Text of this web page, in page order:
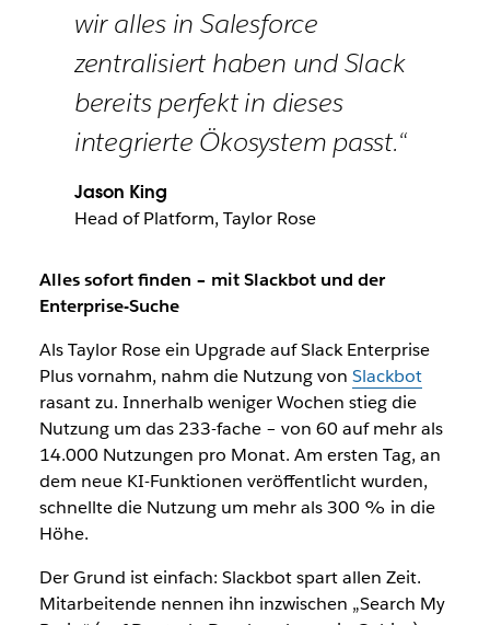
wir alles in Salesforce
zentralisiert haben und Slack
bereits perfekt in dieses
integrierte Ökosystem passt.“
Jason King
Head of Platform, Taylor Rose
Alles sofort finden – mit Slackbot und der
Enterprise-Suche
Als Taylor Rose ein Upgrade auf Slack Enterprise
Plus vornahm, nahm die Nutzung von Slackbot
rasant zu. Innerhalb weniger Wochen stieg die
Nutzung um das 233-fache – von 60 auf mehr als
14.000 Nutzungen pro Monat. Am ersten Tag, an
dem neue KI-Funktionen veröffentlicht wurden,
schnellte die Nutzung um mehr als 300 % in die
Höhe.
Der Grund ist einfach: Slackbot spart allen Zeit.
Mitarbeitende nennen ihn inzwischen „Search My